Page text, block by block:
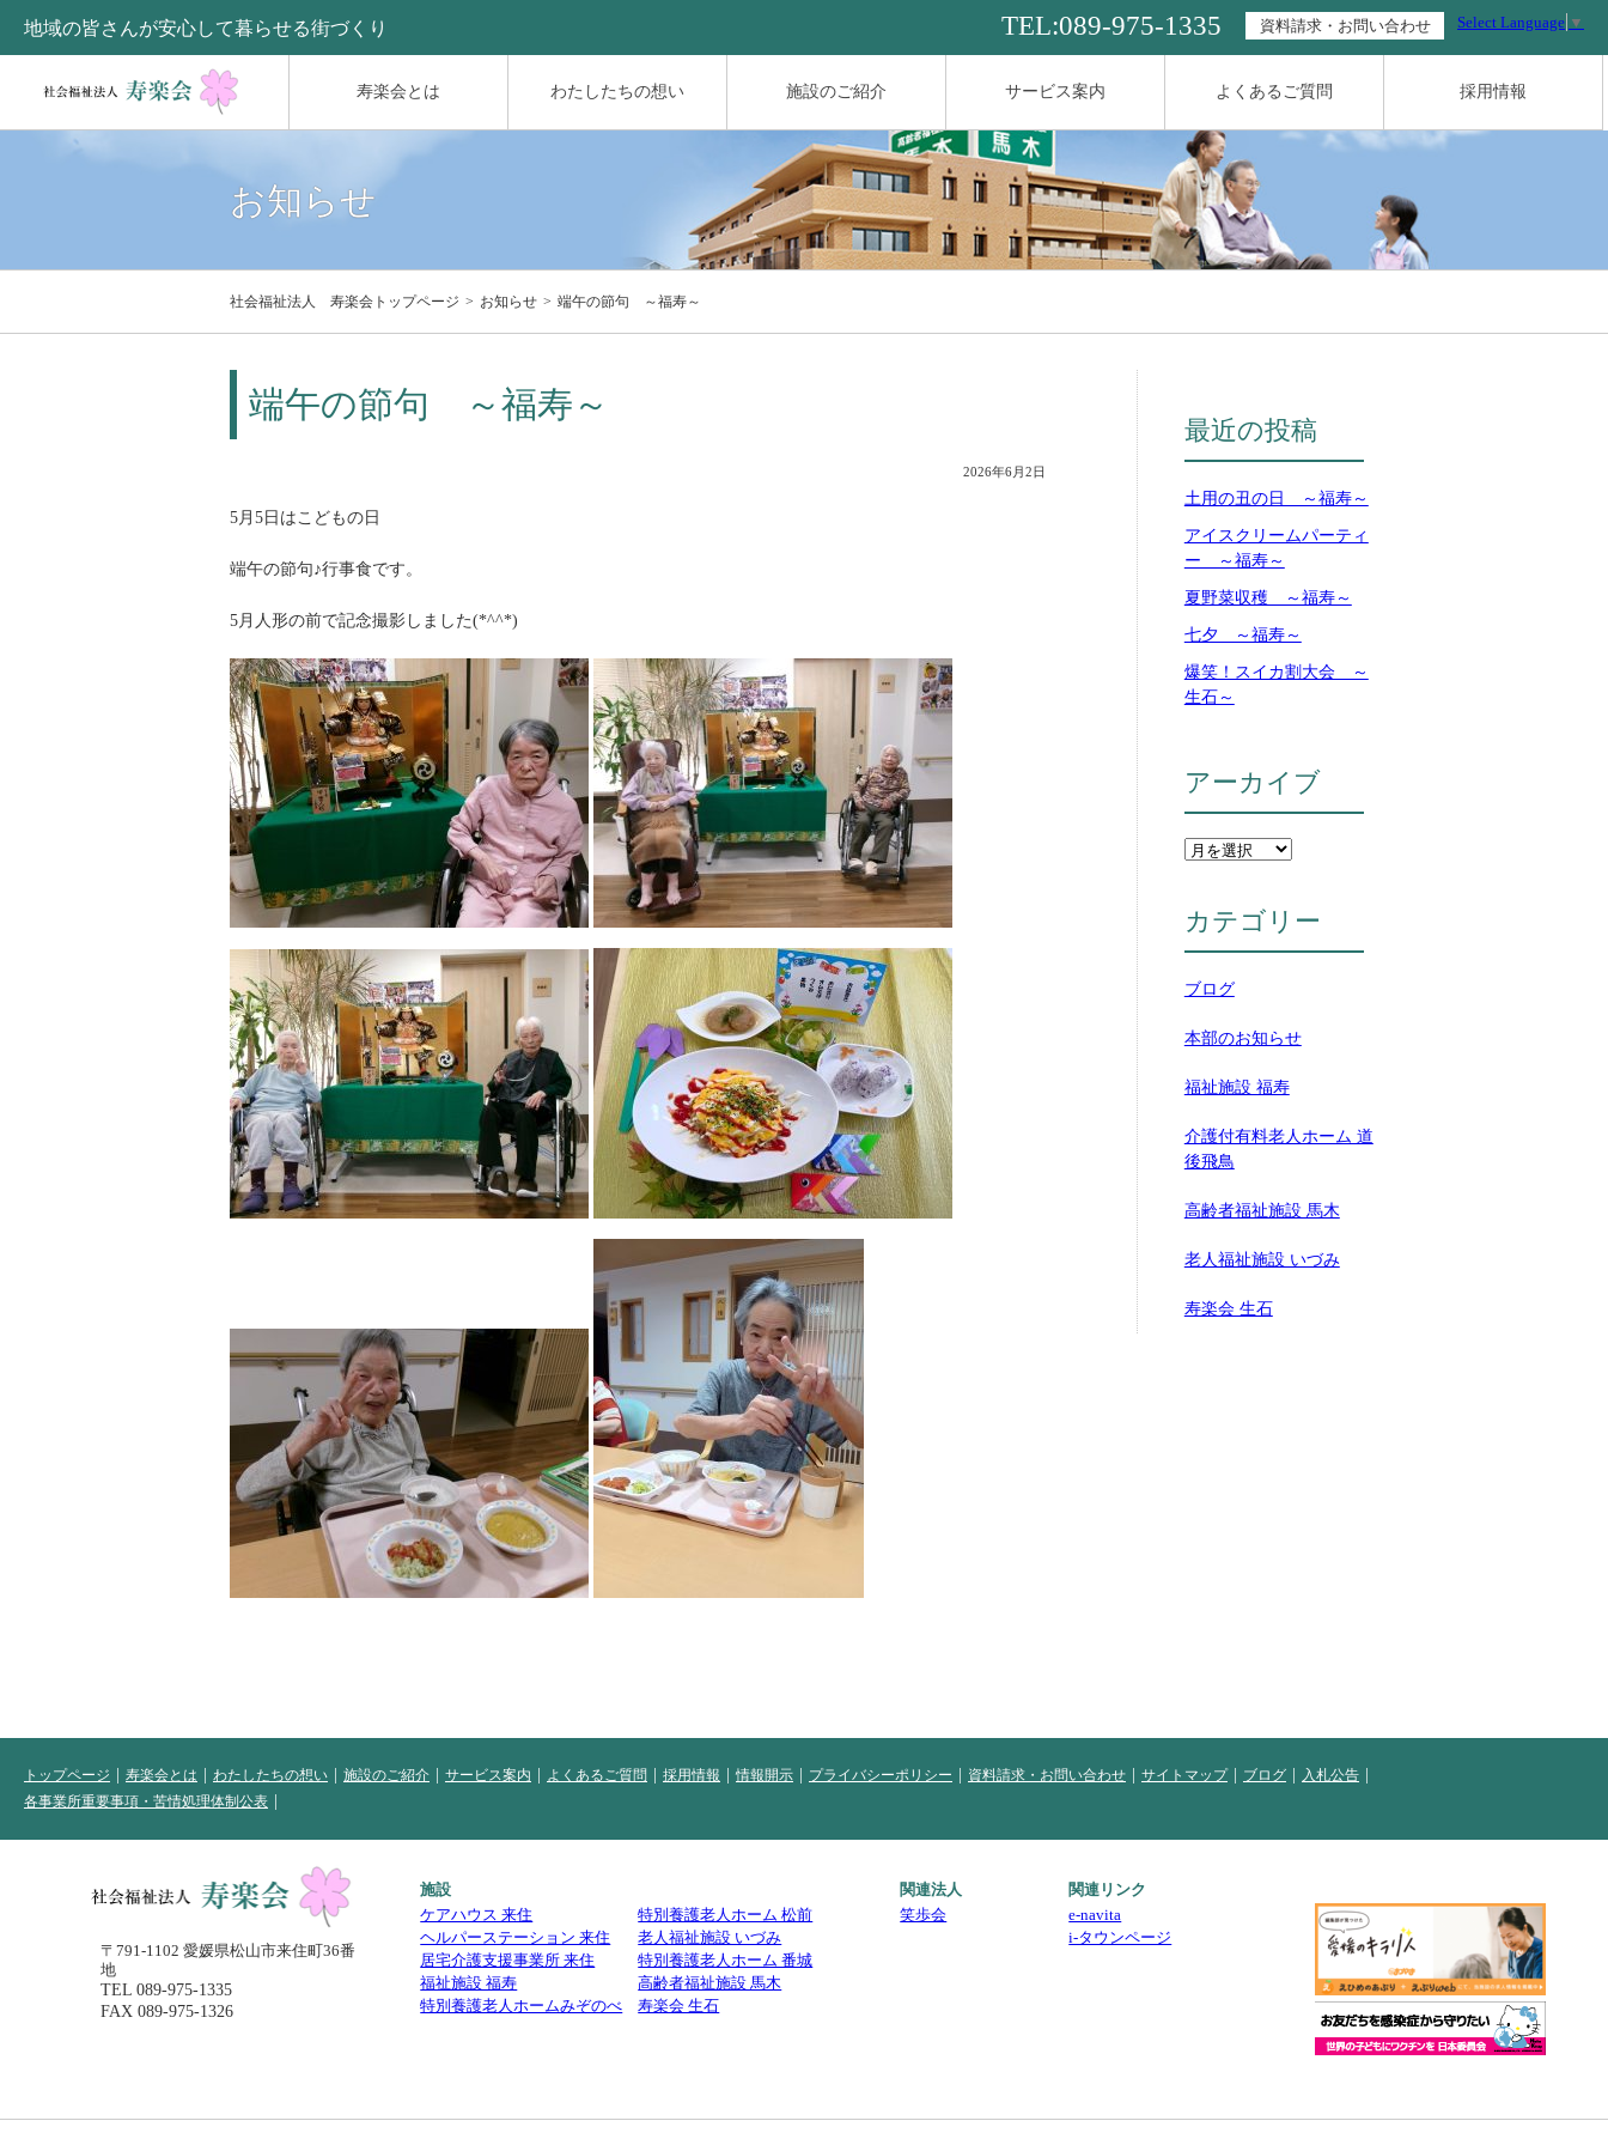
寿楽会とは わたしたちの想い 施設のご紹介 サービス案内 よくあるご質問 採用情報
地域の皆さんが安心して暮らせる街づくり TEL:089-975-1335 資料請求・お問い合わせ Select Language ▼
お知らせ
社会福祉法人 寿楽会トップページ お知らせ 端午の節句 ～福寿～
端午の節句 ～福寿～
2026年6月2日
5月5日はこどもの日
端午の節句♪行事食です。
5月人形の前で記念撮影しました(*^^*)
最近の投稿
土用の丑の日 ～福寿～
アイスクリームパーティ
ー ～福寿～
夏野菜収穫 ～福寿～
七夕 ～福寿～
爆笑！スイカ割大会 ～
生石～
アーカイブ
カテゴリー
ブログ
本部のお知らせ
福祉施設 福寿
介護付有料老人ホーム 道
後飛鳥
高齢者福祉施設 馬木
老人福祉施設 いづみ
寿楽会 生石
トップページ 寿楽会とは わたしたちの想い 施設のご紹介 サービス案内 よくあるご質問 採用情報 情報開示 プライバシーポリシー 資料請求・お問い合わせ サイトマップ ブログ
入札公告
各事業所重要事項・苦情処理体制公表
〒791-1102 愛媛県松山市来住町36番
地
TEL089-975-1335
FAX 089-975-1326
施設
ケアハウス 来住
ヘルパーステーション 来住
居宅介護支援事業所 来住
福祉施設 福寿
特別養護老人ホームみぞのべ
特別養護老人ホーム 松前
老人福祉施設 いづみ
特別養護老人ホーム 番城
高齢者福祉施設 馬木
寿楽会 生石
関連法人
笑歩会
関連リンク
e-navita
i-タウンページ